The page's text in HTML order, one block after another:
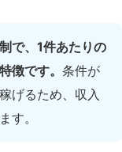
で、1件あたりの
徴です。 条件が
げるため、収入
す。